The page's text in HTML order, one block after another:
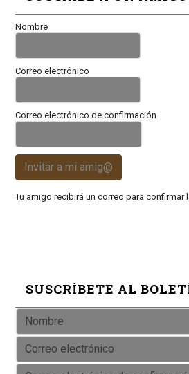
Nombre
Correo electrónico
Correo electrónico de confirmación
Invitar a mi amig@
Tu amigo recibirá un correo para confirmar
SUSCRÍBETE AL